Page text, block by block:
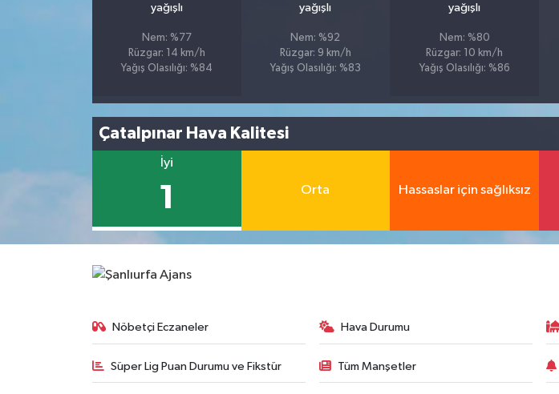
yağışlı
Nem: %77
Rüzgar: 14 km/h
Yağış Olasılığı: %84
yağışlı
Nem: %92
Rüzgar: 9 km/h
Yağış Olasılığı: %83
yağışlı
Nem: %80
Rüzgar: 10 km/h
Yağış Olasılığı: %86
Çatalpınar Hava Kalitesi
İyi
1 Orta Hassaslar için sağlıksız
Nöbetçi Eczaneler Hava Durumu
Süper Lig Puan Durumu ve Fikstür Tüm Manşetler